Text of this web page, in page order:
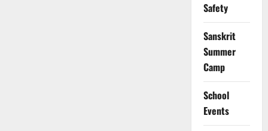
Safety
Sanskrit
Summer
Camp
School
Events